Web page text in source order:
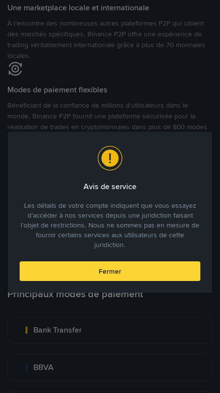
Une marketplace locale et internationale
À l’encontre des nombreuses autres plateformes P2P qui ciblent
des marchés spécifiques, Binance P2P offre une expérience de
trading véritablement internationale grâce à plus de 70 monnaies
locales.
Modes de paiement flexibles
Bénéficiant de la confiance de millions d’utilisateurs dans le
monde, Binance P2P fournit une plateforme sécurisée pour la
réalisation de trades en cryptomonnaies dans plus de 800 modes
facilement acheter, vendre et trader des cryptomonnaies
directement avec d’autres utilisateurs, tout en définissant leurs prix
et leurs modes de paiement préférés sur une Marketplace de
Tradez à des prix avantageux pour vous
Tradez des cryptos en étant libres d’acheter et de vendre à votre
prix. Achetez ou vendez à partir des offres existantes, ou créez
Blog P2P Voir plus
Principaux modes de paiement
Bank Transfer
BBVA
Avis de service
Les détails de votre compte indiquent que vous essayez
d’accéder à nos services depuis une juridiction faisant
l’objet de restrictions. Nous ne sommes pas en mesure de
fournir certains services aux utilisateurs de cette
juridiction.
Fermer